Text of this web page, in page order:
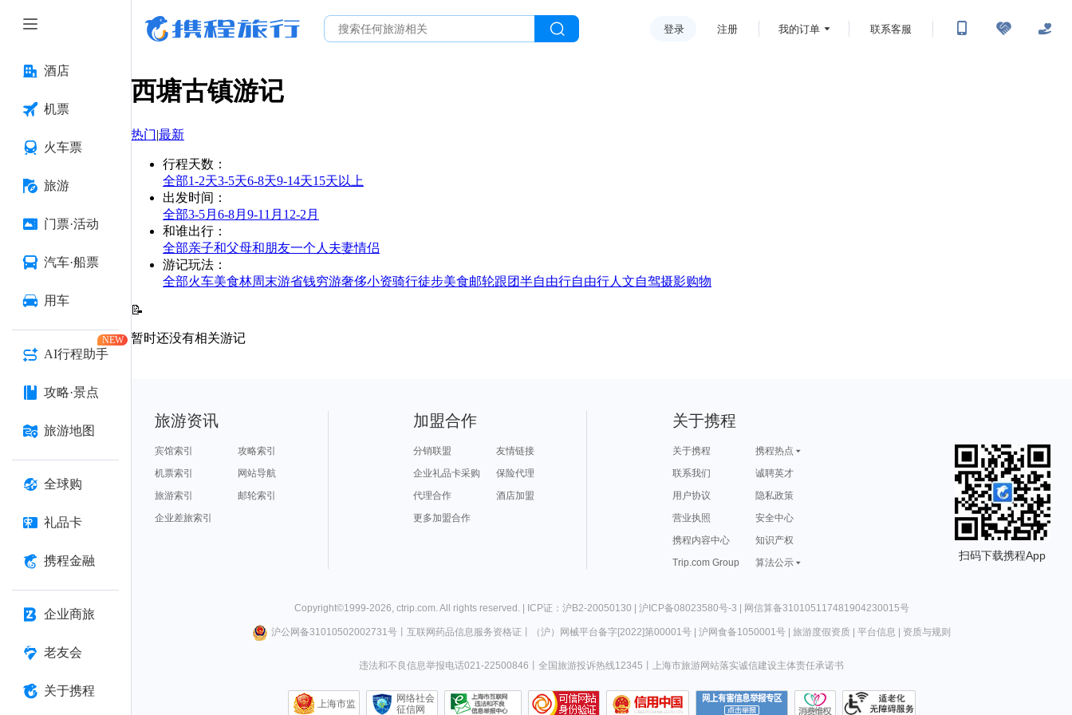
酒店
机票
火车票
旅游
门票·活动
汽车·船票
用车
AI行程助手
NEW
攻略·景点
旅游地图
全球购
礼品卡
携程金融
企业商旅
老友会
关于携程
登录 注册 我的订单 联系客服
西塘古镇游记
热门|最新
行程天数 ：
全部1-2天3-5天6-8天9-14天15天以上
出发时间 ：
全部3-5月 6-8月 9-11月 12-2月
和谁出行 ：
全部亲子和父母和朋友一个人 夫妻情侣
游记玩法 ：
全部火车美食林周末游省钱穷游奢侈小资骑行徒步美食邮轮跟团半自由行自由行人文自驾摄影购物
📝
暂时还没有相关游记
旅游资讯
宾馆索引
攻略索引
机票索引
网站导航
旅游索引
邮轮索引
企业差旅索引
加盟合作
分销联盟
友情链接
企业礼品卡采购
保险代理
代理合作
酒店加盟
更多加盟合作
关于携程
关于携程
携程热点
联系我们
诚聘英才
用户协议
隐私政策
营业执照
安全中心
携程内容中心
知识产权
Trip.com Group
算法公示
扫码下载携程App
Copyright©1999-2026, ctrip.com. All rights reserved. | ICP证：沪B2-20050130 | 沪ICP备08023580号-3 | 网信算备310105117481904230015号
沪公网备31010502002731号丨 互联网药品信息服务资格证 （沪）网械平台备字[2022]第00001号| 沪网食备1050001号| 旅游度假资质| 平台信息 资质与规则
违法和不良信息举报电话021-22500846 全国旅游投诉热线12345 上海市旅游网站落实诚信建设主体责任承诺书
上海市监
网络社会
征信网